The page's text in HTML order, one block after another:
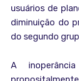
usuários de
diminuição do
do segundo
A